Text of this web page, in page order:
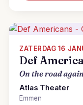
ZATERDAG 16
Def
On the road
Atlas Theater
Emmen